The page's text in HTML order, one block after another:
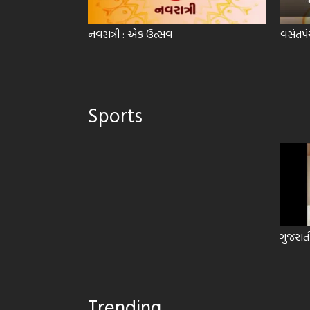
નવરાત્રી : એક ઉત્સવ
Sports